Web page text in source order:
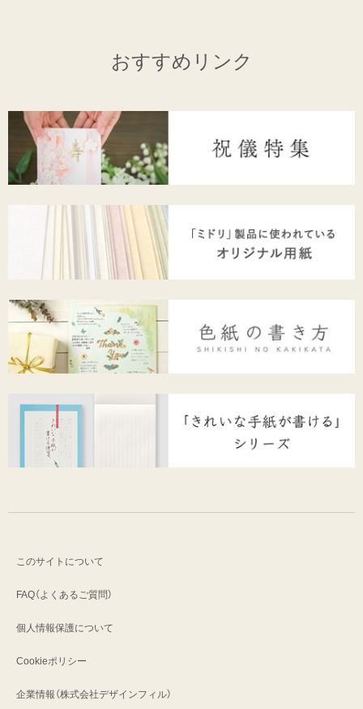
おすすめリンク
このサイトについて
FAQ（よくあるご質問）
個人情報保護について
Cookieポリシー
企業情報（株式会社デザインフィル）